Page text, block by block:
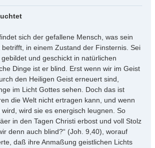
sich der gefallene Mensch, was sein
betrifft, in einem Zustand der Finsternis. Sei
und geschickt in natürlichen
Dinge ist er blind. Erst wenn wir im Geist
den Heiligen Geist erneuert sind,
im Licht Gottes sehen. Doch das ist
die Welt nicht ertragen kann, und wenn
wird sie es energisch leugnen. So
in den Tagen Christi erbost und voll Stolz
denn auch blind?“ (Joh. 9,40), worauf
daß ihre Anmaßung geistlichen Lichts